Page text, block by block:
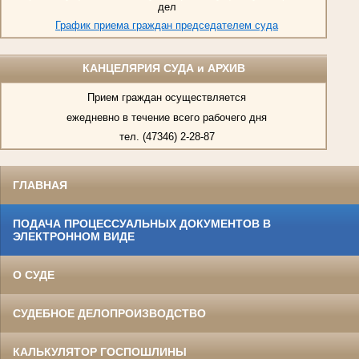
дел
График приема граждан председателем суда
КАНЦЕЛЯРИЯ СУДА и АРХИВ
Прием граждан осуществляется
ежедневно в течение всего рабочего дня
тел. (47346) 2-28-87
ГЛАВНАЯ
ПОДАЧА ПРОЦЕССУАЛЬНЫХ ДОКУМЕНТОВ В
ЭЛЕКТРОННОМ ВИДЕ
О СУДЕ
СУДЕБНОЕ ДЕЛОПРОИЗВОДСТВО
КАЛЬКУЛЯТОР ГОСПОШЛИНЫ